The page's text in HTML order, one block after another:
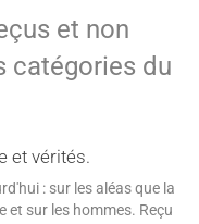
et non
catégories du
et vérités.
: sur les aléas que la
et sur les hommes. Reçu